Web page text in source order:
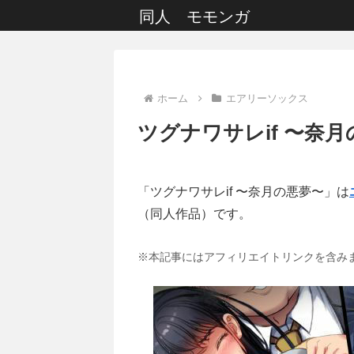
同人 モモンガ
ホーム エアリーソックス
ツグナワサレif 〜奈月
「ツグナワサレif 〜奈月の悪夢〜」は
（同人作品）です。
※本記事にはアフィリエイトリンクを含み